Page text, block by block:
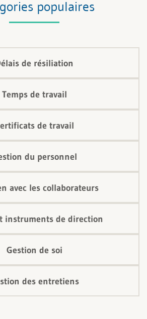
populaires
de résiliation
Temps de travail
de travail
du personnel
avec les collaborateurs
instruments de direction
Gestion de soi
des entretiens